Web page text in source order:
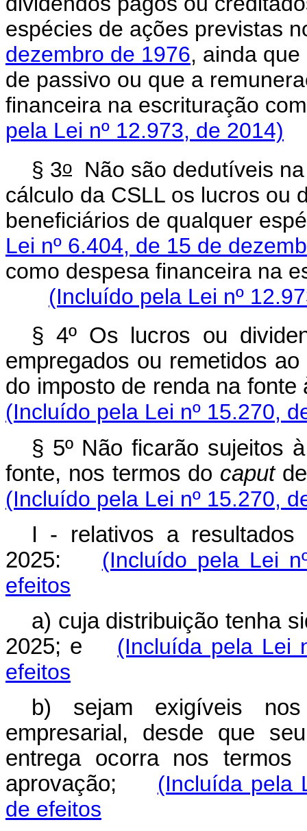
espécies de ações previstas
dezembro de 1976, ainda
de passivo ou que a
financeira na
pela Lei nº 12.973, de 2014)
§ 3o Não são dedutíveis
cálculo da CSLL os lucros ou
beneficiários de qualquer
Lei nº 6.404, de 15 de
como despesa
(Incluído pela Lei nº
§ 4º Os lucros ou
empregados ou remetidos
do imposto de renda na
(Incluído pela Lei nº 15.270,
§ 5º Não ficarão sujeitos
fonte, nos termos do caput
(Incluído pela Lei nº 15.270,
I - relativos a resultados
2025:
(Incluído pela Lei
efeitos
a) cuja distribuição tenha
2025; e
(Incluída pela Lei
efeitos
b) sejam exigíveis
empresarial, desde que
entrega ocorra nos
aprovação;
(Incluída pela
de efeitos